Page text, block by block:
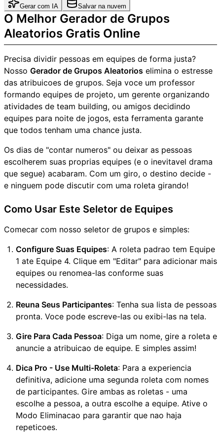
Gerar com IA Salvar na nuvem
O Melhor Gerador de Grupos
Aleatorios Gratis Online
Precisa dividir pessoas em equipes de forma justa?
Nosso Gerador de Grupos Aleatorios elimina o estresse
das atribuicoes de grupos. Seja voce um professor
formando equipes de projeto, um gerente organizando
atividades de team building, ou amigos decidindo
equipes para noite de jogos, esta ferramenta garante
que todos tenham uma chance justa.
Os dias de "contar numeros" ou deixar as pessoas
escolherem suas proprias equipes (e o inevitavel drama
que segue) acabaram. Com um giro, o destino decide -
e ninguem pode discutir com uma roleta girando!
Como Usar Este Seletor de Equipes
Comecar com nosso seletor de grupos e simples:
Configure Suas Equipes: A roleta padrao tem Equipe
1 ate Equipe 4. Clique em "Editar" para adicionar mais
equipes ou renomea-las conforme suas
necessidades.
Reuna Seus Participantes: Tenha sua lista de pessoas
pronta. Voce pode escreve-las ou exibi-las na tela.
Gire Para Cada Pessoa: Diga um nome, gire a roleta e
anuncie a atribuicao de equipe. E simples assim!
Dica Pro - Use Multi-Roleta: Para a experiencia
definitiva, adicione uma segunda roleta com nomes
de participantes. Gire ambas as roletas - uma
escolhe a pessoa, a outra escolhe a equipe. Ative o
Modo Eliminacao para garantir que nao haja
repeticoes.